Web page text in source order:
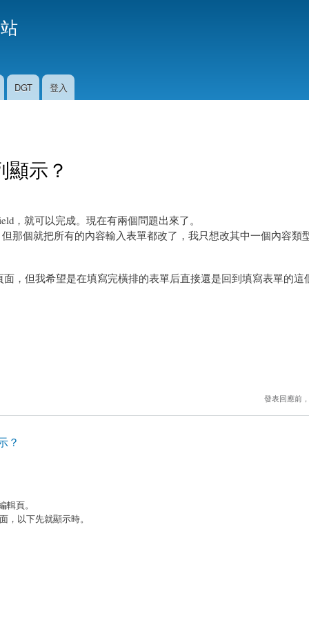
DGT 登入
示？
，就可以完成。現在有兩個問題出來了。
那個就把所有的內容輸入表單都改了，我只想改其中一個內容類
，但我希望是在填寫完橫排的表單后直接還是回到填寫表單的這
發表回應前
？
頁。
，以下先就顯示時。